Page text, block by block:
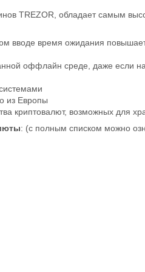
TREZOR, обладает самым
вводе время ожидания
оффлайн среде, даже если
из Европы
криптовалют, возможных для
: (c полным списком можно